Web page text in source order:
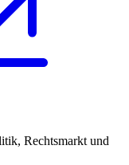
Rechtsmarkt und